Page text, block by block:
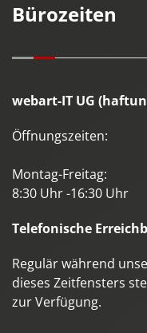
Bürozeiten
webart-IT UG
Öffnungszeiten:
Montag-Freitag:
8:30 Uhr -16:30 Uhr
Telefonische
Regulär während
dieses Zeitfensters
zur Verfügung.